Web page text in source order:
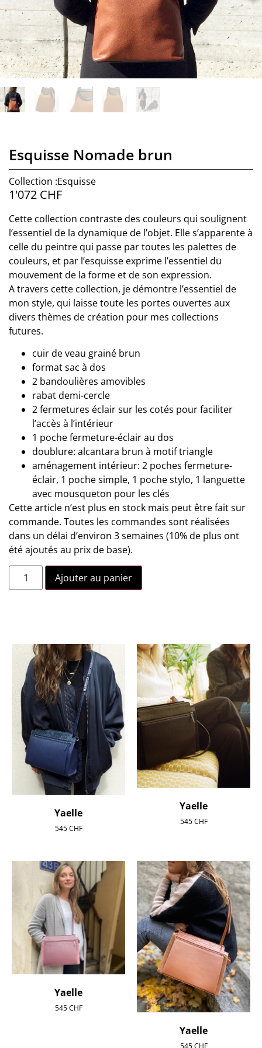
Esquisse Nomade brun
Collection :Esquisse
1'072 CHF
Cette collection contraste des couleurs qui soulignent
l’essentiel de la dynamique de l’objet. Elle s’apparente à
celle du peintre qui passe par toutes les palettes de
couleurs, et par l’esquisse exprime l’essentiel du
mouvement de la forme et de son expression.
A travers cette collection, je démontre l’essentiel de
mon style, qui laisse toute les portes ouvertes aux
divers thèmes de création pour mes collections
futures.
cuir de veau grainé brun
format sac à dos
2 bandoulières amovibles
rabat demi-cercle
2 fermetures éclair sur les cotés pour faciliter
l’accès à l’intérieur
1 poche fermeture-éclair au dos
doublure: alcantara brun à motif triangle
aménagement intérieur: 2 poches fermeture-
éclair, 1 poche simple, 1 poche stylo, 1 languette
avec mousqueton pour les clés
Cette article n’est plus en stock mais peut être fait sur
commande. Toutes les commandes sont réalisées
dans un délai d’environ 3 semaines (10% de plus ont
été ajoutés au prix de base).
Ajouter au panier
Yaelle
545CHF
Yaelle
545CHF
Yaelle
545CHF
Yaelle